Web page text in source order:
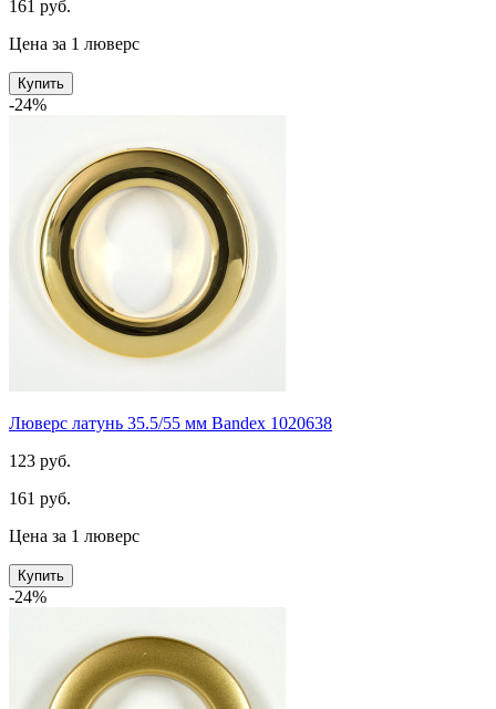
161 руб.
Цена за 1 люверс
Купить
-24%
Люверс латунь 35.5/55 мм Bandex 1020638
123 руб.
161 руб.
Цена за 1 люверс
Купить
-24%